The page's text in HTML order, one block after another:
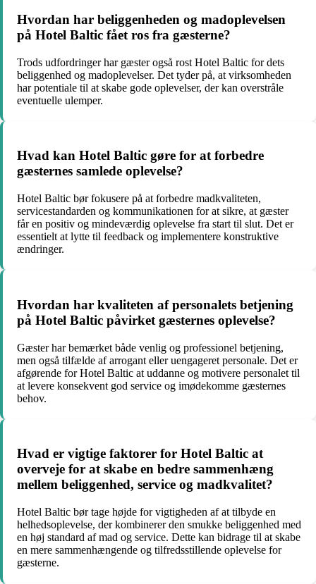
Hvordan har beliggenheden og madoplevelsen
på Hotel Baltic fået ros fra gæsterne?
Trods udfordringer har gæster også rost Hotel Baltic for dets
beliggenhed og madoplevelser. Det tyder på, at virksomheden
har potentiale til at skabe gode oplevelser, der kan overstråle
eventuelle ulemper.
Hvad kan Hotel Baltic gøre for at forbedre
gæsternes samlede oplevelse?
Hotel Baltic bør fokusere på at forbedre madkvaliteten,
servicestandarden og kommunikationen for at sikre, at gæster
får en positiv og mindeværdig oplevelse fra start til slut. Det er
essentielt at lytte til feedback og implementere konstruktive
ændringer.
Hvordan har kvaliteten af personalets betjening
på Hotel Baltic påvirket gæsternes oplevelse?
Gæster har bemærket både venlig og professionel betjening,
men også tilfælde af arrogant eller uengageret personale. Det er
afgørende for Hotel Baltic at uddanne og motivere personalet til
at levere konsekvent god service og imødekomme gæsternes
behov.
Hvad er vigtige faktorer for Hotel Baltic at
overveje for at skabe en bedre sammenhæng
mellem beliggenhed, service og madkvalitet?
Hotel Baltic bør tage højde for vigtigheden af at tilbyde en
helhedsoplevelse, der kombinerer den smukke beliggenhed med
en høj standard af mad og service. Dette kan bidrage til at skabe
en mere sammenhængende og tilfredsstillende oplevelse for
gæsterne.